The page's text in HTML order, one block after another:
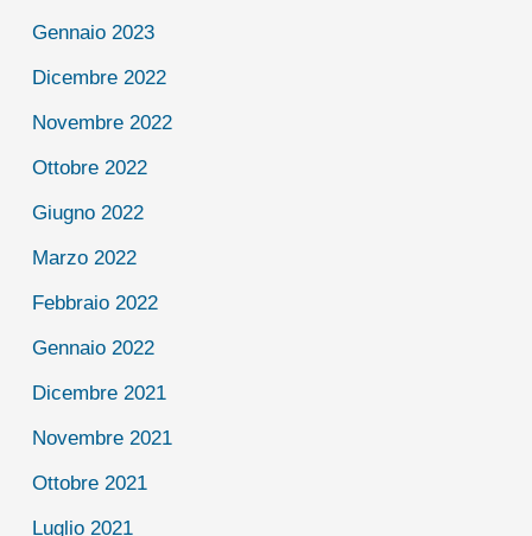
Gennaio 2023
Dicembre 2022
Novembre 2022
Ottobre 2022
Giugno 2022
Marzo 2022
Febbraio 2022
Gennaio 2022
Dicembre 2021
Novembre 2021
Ottobre 2021
Luglio 2021